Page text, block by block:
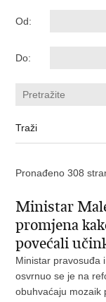
Od:
Do:
Pronađeno 308
Ministar
promjena
povećali
Ministar pravosuđa
osvrnuo se je na
obuhvaćaju mozaik